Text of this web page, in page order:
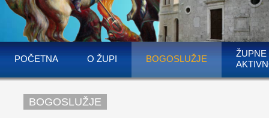
POČETNA O ŽUPI BOGOSLUŽJE
ŽUPNE
BOGOSLUŽJE